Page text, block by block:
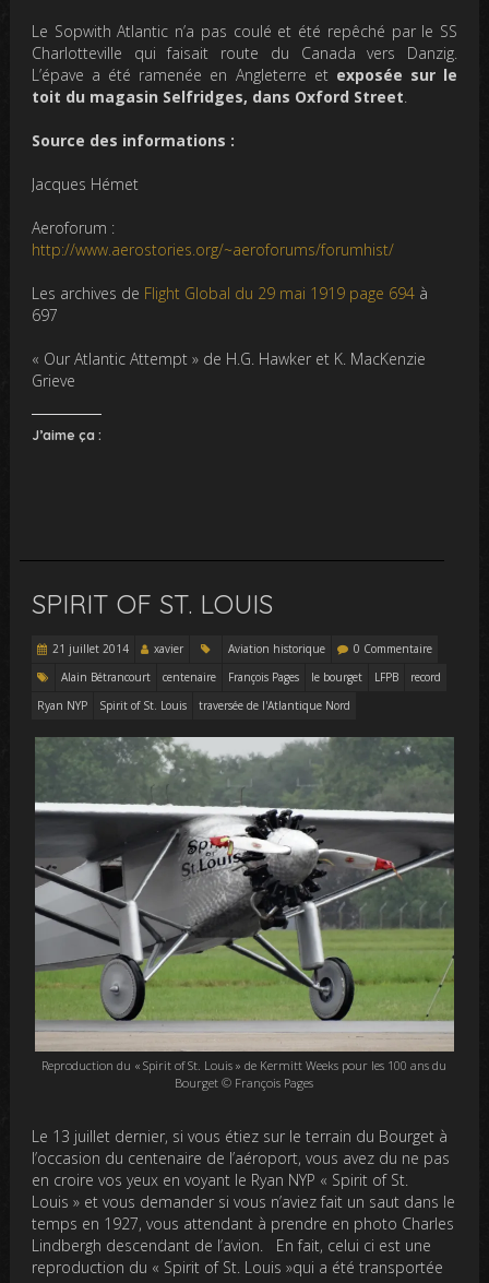
Le Sopwith Atlantic n’a pas coulé et été repêché par le SS
Charlotteville qui faisait route du Canada vers Danzig.
L’épave a été ramenée en Angleterre et exposée sur le
toit du magasin Selfridges, dans Oxford Street.
Source des informations :
Jacques Hémet
Aeroforum :
http://www.aerostories.org/~aeroforums/forumhist/
Les archives de Flight Global du 29 mai 1919 page 694 à
697
« Our Atlantic Attempt » de H.G. Hawker et K. MacKenzie
Grieve
J’aime ça :
SPIRIT OF ST. LOUIS
21 juillet 2014 xavier Aviation historique
0 Commentaire
Alain Bétrancourt
centenaire François Pages le bourget LFPB
record
Ryan NYP
Spirit of St. Louis traversée de l'Atlantique Nord
Reproduction du « Spirit of St. Louis » de Kermitt Weeks pour les 100 ans du
Bourget © François Pages
Le 13 juillet dernier, si vous étiez sur le terrain du Bourget à
l’occasion du centenaire de l’aéroport, vous avez du ne pas
en croire vos yeux en voyant le Ryan NYP « Spirit of St.
Louis » et vous demander si vous n’aviez fait un saut dans le
temps en 1927, vous attendant à prendre en photo Charles
Lindbergh descendant de l’avion. En fait, celui ci est une
reproduction du « Spirit of St. Louis »qui a été transportée